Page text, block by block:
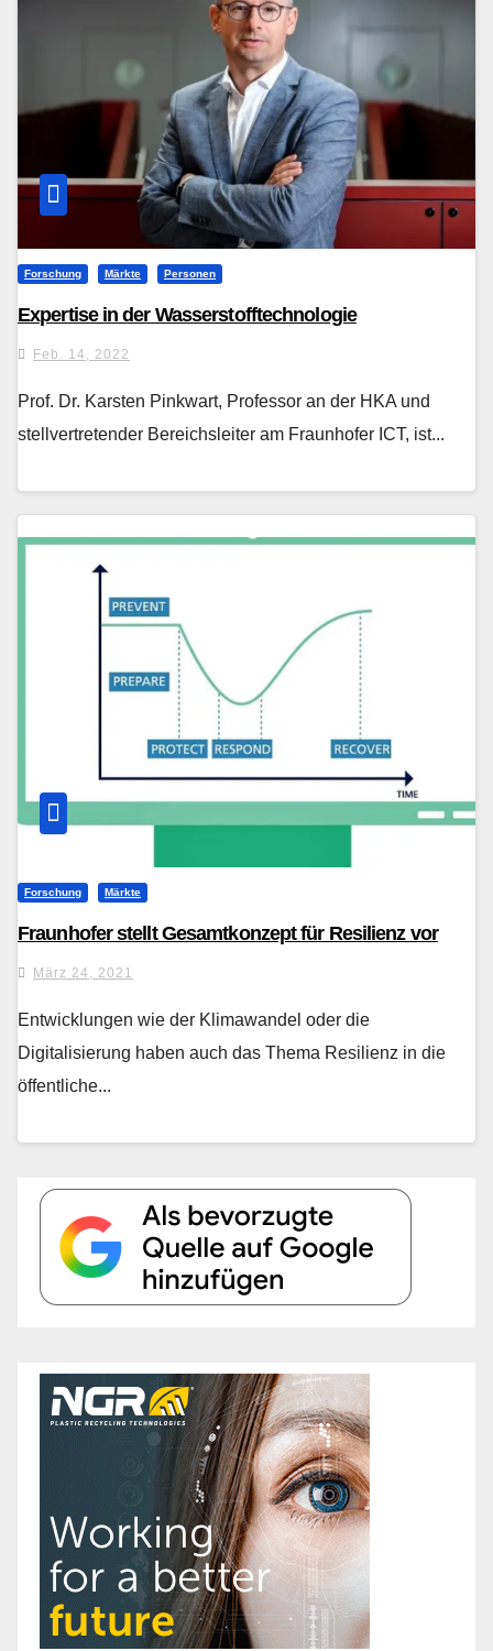
Forschung Märkte Personen
Expertise in der Wasserstofftechnologie
Feb. 14, 2022
Prof. Dr. Karsten Pinkwart, Professor an der HKA und
stellvertretender Bereichsleiter am Fraunhofer ICT, ist...
Forschung Märkte
Fraunhofer stellt Gesamtkonzept für Resilienz vor
März 24, 2021
Entwicklungen wie der Klimawandel oder die
Digitalisierung haben auch das Thema Resilienz in die
öffentliche...